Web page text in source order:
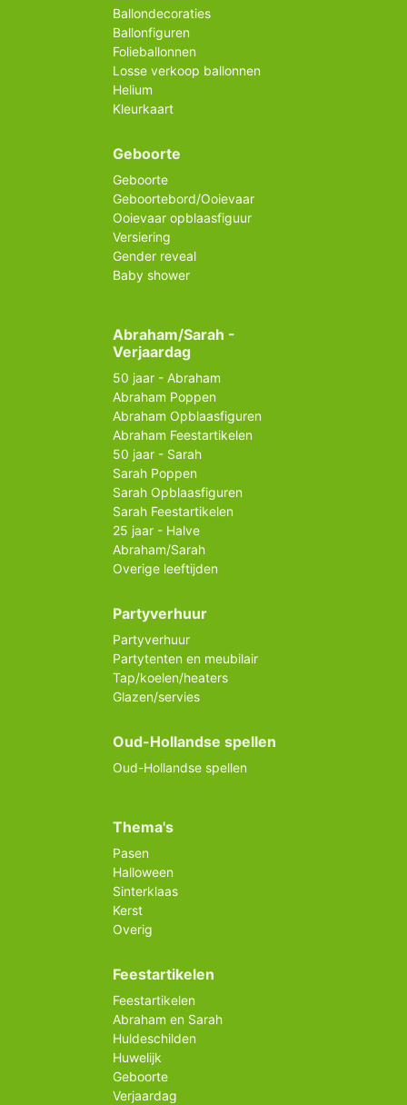
Ballondecoraties
Ballonfiguren
Folieballonnen
Losse verkoop ballonnen
Helium
Kleurkaart
Geboorte
Geboorte
Geboortebord/Ooievaar
Ooievaar opblaasfiguur
Versiering
Gender reveal
Baby shower
Abraham/Sarah -
Verjaardag
50 jaar - Abraham
Abraham Poppen
Abraham Opblaasfiguren
Abraham Feestartikelen
50 jaar - Sarah
Sarah Poppen
Sarah Opblaasfiguren
Sarah Feestartikelen
25 jaar - Halve
Abraham/Sarah
Overige leeftijden
Partyverhuur
Partyverhuur
Partytenten en meubilair
Tap/koelen/heaters
Glazen/servies
Oud-Hollandse spellen
Oud-Hollandse spellen
Thema's
Pasen
Halloween
Sinterklaas
Kerst
Overig
Feestartikelen
Feestartikelen
Abraham en Sarah
Huldeschilden
Huwelijk
Geboorte
Verjaardag